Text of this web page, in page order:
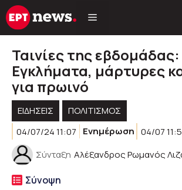
Μετάβαση
σε
Ταινίες της εβδομάδας:
Εγκλήματα, μάρτυρες
για πρωινό
ΕΙΔΗΣΕΙΣ
ΠΟΛΙΤΙΣΜΟΣ
04/07/24 11:07
Ενημέρωση 04/07
Σύνταξη Αλέξανδρος Ρωμανός
Σύνοψη